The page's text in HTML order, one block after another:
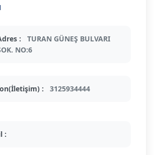
:
TURAN GÜNEŞ BULVARI
NO:6
: 3125934444
: